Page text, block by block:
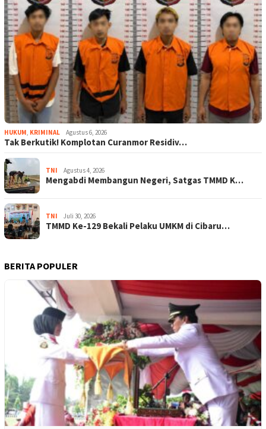
HUKUM, KRIMINAL Agustus 6, 2026
Tak Berkutik! Komplotan Curanmor Residiv…
TNI Agustus 4, 2026
Mengabdi Membangun Negeri, Satgas TMMD K…
TNI Juli 30, 2026
TMMD Ke-129 Bekali Pelaku UMKM di Cibaru…
BERITA POPULER